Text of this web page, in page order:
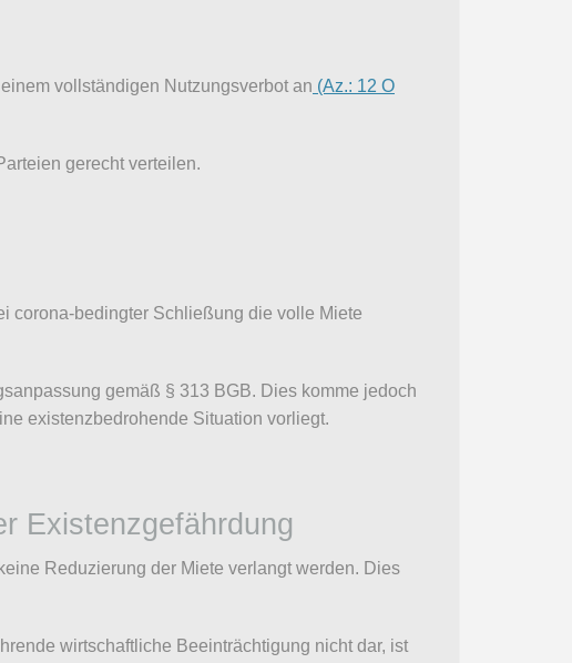
vollständigen Nutzungsverbot an (Az.: 12 O
gerecht verteilen.
corona-bedingter Schließung die volle Miete
gemäß § 313 BGB. Dies komme jedoch
existenzbedrohende Situation vorliegt.
Existenzgefährdung
Reduzierung der Miete verlangt werden. Dies
wirtschaftliche Beeinträchtigung nicht dar, ist